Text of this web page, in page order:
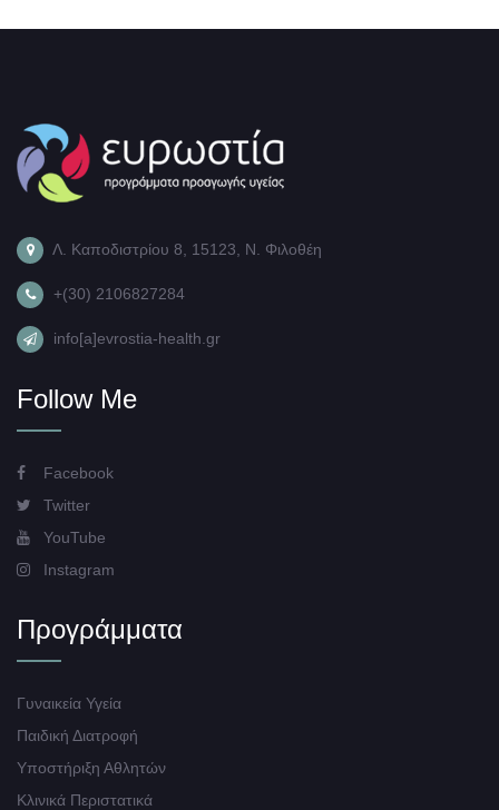
Λ. Καποδιστρίου 8, 15123, Ν. Φιλοθέη
+(30) 2106827284
info[a]evrostia-health.gr
Follow Me
Facebook
Twitter
YouTube
Instagram
Προγράμματα
Γυναικεία Υγεία
Παιδική Διατροφή
Υποστήριξη Αθλητών
Κλινικά Περιστατικά